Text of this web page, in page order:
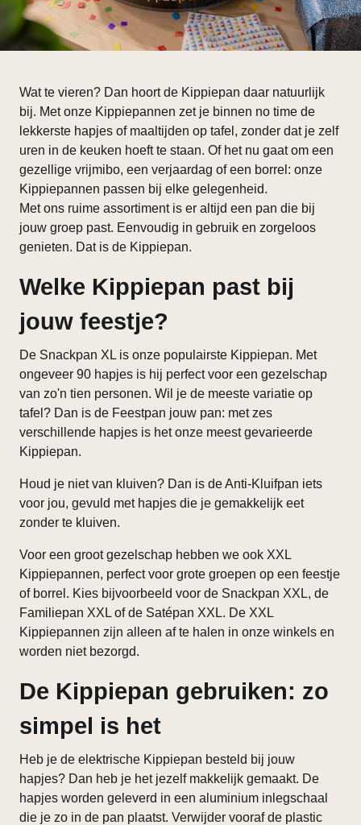
Wat te vieren? Dan hoort de Kippiepan daar natuurlijk
bij. Met onze Kippiepannen zet je binnen no time de
lekkerste hapjes of maaltijden op tafel, zonder dat je zelf
uren in de keuken hoeft te staan. Of het nu gaat om een
gezellige vrijmibo, een verjaardag of een borrel: onze
Kippiepannen passen bij elke gelegenheid.
Met ons ruime assortiment is er altijd een pan die bij
jouw groep past. Eenvoudig in gebruik en zorgeloos
genieten. Dat is de Kippiepan.
Welke Kippiepan past bij
jouw feestje?
De Snackpan XL is onze populairste Kippiepan. Met
ongeveer 90 hapjes is hij perfect voor een gezelschap
van zo'n tien personen. Wil je de meeste variatie op
tafel? Dan is de Feestpan jouw pan: met zes
verschillende hapjes is het onze meest gevarieerde
Kippiepan.
Houd je niet van kluiven? Dan is de Anti-Kluifpan iets
voor jou, gevuld met hapjes die je gemakkelijk eet
zonder te kluiven.
Voor een groot gezelschap hebben we ook XXL
Kippiepannen, perfect voor grote groepen op een feestje
of borrel. Kies bijvoorbeeld voor de Snackpan XXL, de
Familiepan XXL of de Satépan XXL. De XXL
Kippiepannen zijn alleen af te halen in onze winkels en
worden niet bezorgd.
De Kippiepan gebruiken: zo
simpel is het
Heb je de elektrische Kippiepan besteld bij jouw
hapjes? Dan heb je het jezelf makkelijk gemaakt. De
hapjes worden geleverd in een aluminium inlegschaal
die je zo in de pan plaatst. Verwijder vooraf de plastic